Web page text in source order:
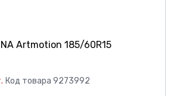
Artmotion 185/60R15
Код товара 9273992